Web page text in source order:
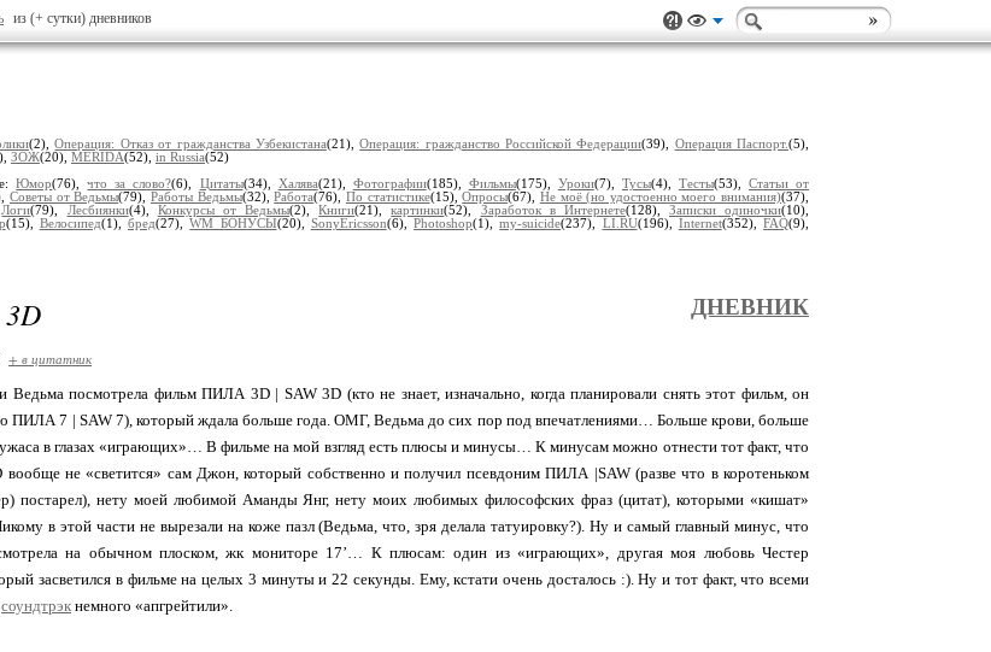
из (+ сутки) дневников
(2),Операция: Отказ от гражданства Узбекистана(21),Операция: гражданство Российской Федерации(39), Операция Паспорт.(5),
ЗОЖ(20), MERIDA(52), in Russia(52)
Юмор(76),что за слово?(6), Цитаты(34), Халява(21), Фотографии(185), Фильмы(175), Уроки(7), Тусы(4), Тесты(53), Статьи от
Советы от Ведьмы(79), Работы Ведьмы(32),Работа(76), По статистике(15),Опросы(67), Не моё (но удостоенно моего внимания)(37),
Логи(79), Лесбиянки(4), Конкурсы от Ведьмы(2),Книги(21),картинки(52), Заработок в Интернете(128), Записки одиночки(10),
(15), Велосипед(1), бред(27),WM БОНУСЫ(20), SonyEricsson(6), Photoshop(1),my-suicide(237), LI.RU(196), Internet(352), FAQ(9),
ДНЕВНИК
+ в цитатник
посмотрела фильм ПИЛА 3D | SAW 3D (кто не знает, изначально, когда планировали снять этот фильм, он
ПИЛА 7 | SAW 7), который ждала больше года. ОМГ, Ведьма до сих пор под впечатлениями… Больше крови, больше
в глазах «играющих»… В фильме на мой взгляд есть плюсы и минусы… К минусам можно отнести тот факт, что
не «светится» сам Джон, который собственно и получил псевдоним ПИЛА |SAW (разве что в коротеньком
постарел), нету моей любимой Аманды Янг, нету моих любимых философских фраз (цитат), которыми «кишат»
в этой части не вырезали на коже пазл (Ведьма, что, зря делала татуировку?). Ну и самый главный минус, что
на обычном плоском, жк мониторе 17’… К плюсам: один из «играющих», другая моя любовь Честер
засветился в фильме на целых 3 минуты и 22 секунды. Ему, кстати очень досталось :). Ну и тот факт, что всеми
соундтрэк немного «апгрейтили».